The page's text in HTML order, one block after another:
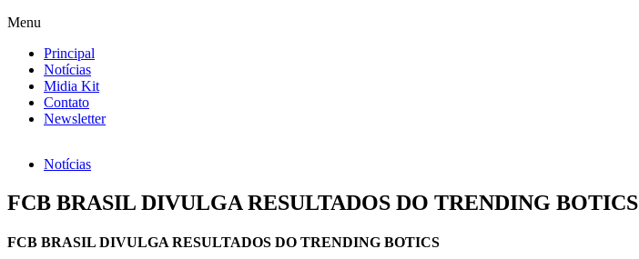
Menu
Principal
Notícias
Midia Kit
Contato
Newsletter
Notícias
FCB BRASIL DIVULGA RESULTADOS DO TRENDING BOTICS
FCB BRASIL DIVULGA RESULTADOS DO TRENDING BOTICS